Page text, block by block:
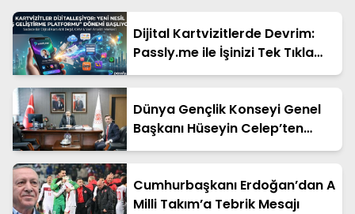
Dijital Kartvizitlerde Devrim:
Passly.me ile İşinizi Tek Tıkla
Büyütün
Dünya Gençlik Konseyi Genel
Başkanı Hüseyin Celep’ten
Bakan Yardımcısı Ahmet
Cumhurbaşkanı Erdoğan’dan A
Milli Takım’a Tebrik Mesajı